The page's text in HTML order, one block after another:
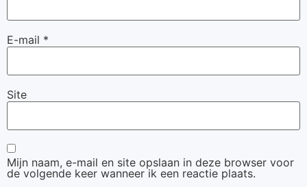
E-mail *
Site
Mijn naam, e-mail en site opslaan in deze browser voor
de volgende keer wanneer ik een reactie plaats.